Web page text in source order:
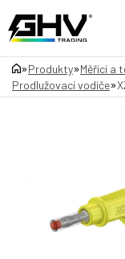
»Produkty»Měřicí a
Prodlužovací vodiče»